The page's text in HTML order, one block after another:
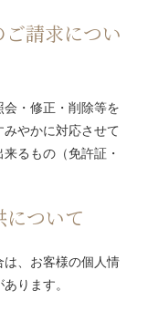
請求につい
・修正・削除等を
やかに対応させて
るもの（免許証・
ついて
は、お客様の個人情
ります。